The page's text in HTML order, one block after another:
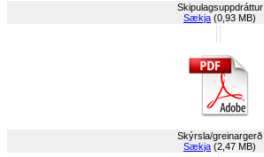
Skipulagsuppdráttur
Sækja (0,93 MB)
Skýrsla/greinargerð
Sækja (2,47 MB)